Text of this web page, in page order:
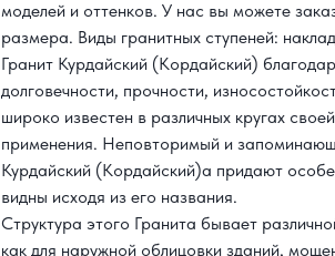
моделей и оттенков. У нас вы можете
размера. Виды гранитных ступеней:
Гранит Курдайский (Кордайский)
долговечности, прочности,
широко известен в различных кругах
применения. Неповторимый и
Курдайский (Кордайский)а придают
видны исходя из его названия.
Структура этого Гранита бывает
как для наружной облицовки зданий,